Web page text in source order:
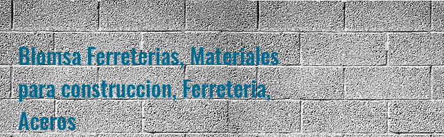
Blomsa Ferreterias, Materiales
para construccion, Ferreteria,
Aceros